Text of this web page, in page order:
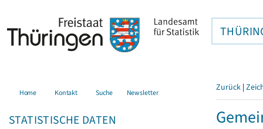
Home Kontakt Suche Newsletter
STATISTISCHE DATEN
Zurück |